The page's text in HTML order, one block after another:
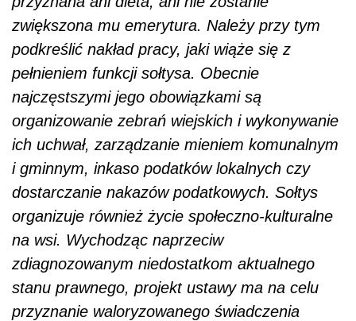
zwiększona mu emerytura. Należy przy tym
podkreślić nakład pracy, jaki wiąże się z
pełnieniem funkcji sołtysa. Obecnie
najczęstszymi jego obowiązkami są
organizowanie zebrań wiejskich i wykonywanie
ich uchwał, zarządzanie mieniem komunalnym
i gminnym, inkaso podatków lokalnych czy
dostarczanie nakazów podatkowych. Sołtys
organizuje również życie społeczno-kulturalne
na wsi. Wychodząc naprzeciw
zdiagnozowanym niedostatkom aktualnego
stanu prawnego, projekt ustawy ma na celu
przyznanie waloryzowanego świadczenia